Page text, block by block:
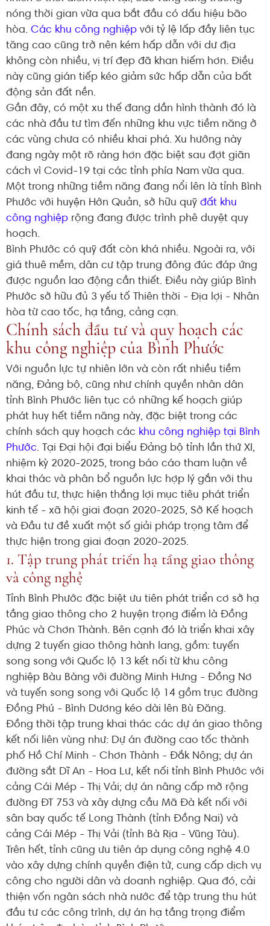
nóng thời gian vừa qua bắt đầu có dấu hiệu bão
hòa. Các khu công nghiệp với tỷ lệ lấp đầy liên tục
tăng cao cũng trở nên kém hấp dẫn với dư địa
không còn nhiều, vị trí đẹp đã khan hiếm hơn. Điều
này cũng gián tiếp kéo giảm sức hấp dẫn của bất
động sản đất nền.
Gần đây, có một xu thế đang dần hình thành đó là
các nhà đầu tư tìm đến những khu vực tiềm năng ở
các vùng chưa có nhiều khai phá. Xu hướng này
đang ngày một rõ ràng hơn đặc biệt sau đợt giãn
cách vì Covid-19 tại các tỉnh phía Nam vừa qua.
Một trong những tiềm năng đang nổi lên là tỉnh Bình
Phước với huyện Hớn Quản, sở hữu quỹ đất khu
công nghiệp rộng đang được trình phê duyệt quy
hoạch.
Bình Phước có quỹ đất còn khá nhiều. Ngoài ra, với
giá thuê mềm, dân cư tập trung đông đúc đáp ứng
được nguồn lao động cần thiết. Điều này giúp Bình
Phước sở hữu đủ 3 yếu tố Thiên thời - Địa lợi - Nhân
hòa từ cao tốc, hạ tầng, cảng cạn.
Chính sách đầu tư và quy hoạch các
khu công nghiệp của Bình Phước
Với nguồn lực tự nhiên lớn và còn rất nhiều tiềm
năng, Đảng bộ, cũng như chính quyền nhân dân
tỉnh Bình Phước liên tục có những kế hoạch giúp
phát huy hết tiềm năng này, đặc biệt trong các
chính sách quy hoạch các khu công nghiệp tại Bình
Phước. Tại Đại hội đại biểu Đảng bộ tỉnh lần thứ XI,
nhiệm kỳ 2020-2025, trong báo cáo tham luận về
khai thác và phân bổ nguồn lực hợp lý gắn với thu
hút đầu tư, thực hiện thắng lợi mục tiêu phát triển
kinh tế - xã hội giai đoạn 2020-2025, Sở Kế hoạch
và Đầu tư đề xuất một số giải pháp trọng tâm để
thực hiện trong giai đoạn 2020-2025.
1. Tập trung phát triển hạ tầng giao thông
và công nghệ
Tỉnh Bình Phước đặc biệt ưu tiên phát triển cơ sở hạ
tầng giao thông cho 2 huyện trọng điểm là Đồng
Phúc và Chơn Thành. Bên cạnh đó là triển khai xây
dựng 2 tuyến giao thông hành lang, gồm: tuyến
song song với Quốc lộ 13 kết nối từ khu công
nghiệp Bàu Bàng với đường Minh Hưng - Đồng Nơ
và tuyến song song với Quốc lộ 14 gồm trục đường
Đồng Phú - Bình Dương kéo dài lên Bù Đăng.
Đồng thời tập trung khai thác các dự án giao thông
kết nối liên vùng như: Dự án đường cao tốc thành
phố Hồ Chí Minh - Chơn Thành - Đắk Nông; dự án
đường sắt Dĩ An - Hoa Lư, kết nối tỉnh Bình Phước với
cảng Cái Mép - Thị Vải; dự án nâng cấp mở rộng
đường ĐT 753 và xây dựng cầu Mã Đà kết nối với
sân bay quốc tế Long Thành (tỉnh Đồng Nai) và
cảng Cái Mép - Thị Vải (tỉnh Bà Rịa - Vũng Tàu).
Trên hết, tỉnh cũng ưu tiên áp dụng công nghệ 4.0
vào xây dựng chính quyền điện tử, cung cấp dịch vụ
công cho người dân và doanh nghiệp. Qua đó, cải
thiện vốn ngân sách nhà nước để tập trung thu hút
đầu tư các công trình, dự án hạ tầng trọng điểm